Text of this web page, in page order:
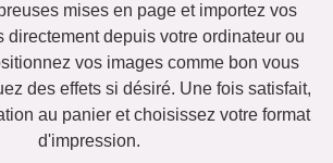
mises en page et importez vos
directement depuis votre ordinateur ou
vos images comme bon vous
des effets si désiré. Une fois satisfait,
au panier et choisissez votre format
d'impression.